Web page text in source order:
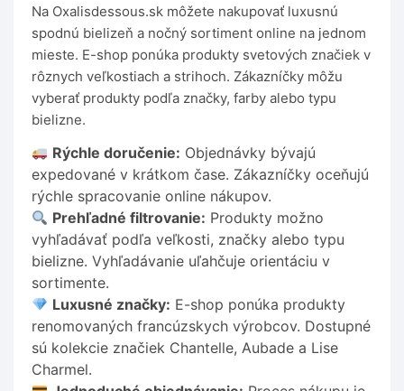
Na Oxalisdessous.sk môžete nakupovať luxusnú
spodnú bielizeň a nočný sortiment online na jednom
mieste. E-shop ponúka produkty svetových značiek v
rôznych veľkostiach a strihoch. Zákazníčky môžu
vyberať produkty podľa značky, farby alebo typu
bielizne.
Rýchle doručenie: Objednávky bývajú
expedované v krátkom čase. Zákazníčky oceňujú
rýchle spracovanie online nákupov.
Prehľadné filtrovanie: Produkty možno
vyhľadávať podľa veľkosti, značky alebo typu
bielizne. Vyhľadávanie uľahčuje orientáciu v
sortimente.
Luxusné značky: E-shop ponúka produkty
renomovaných francúzskych výrobcov. Dostupné
sú kolekcie značiek Chantelle, Aubade a Lise
Charmel.